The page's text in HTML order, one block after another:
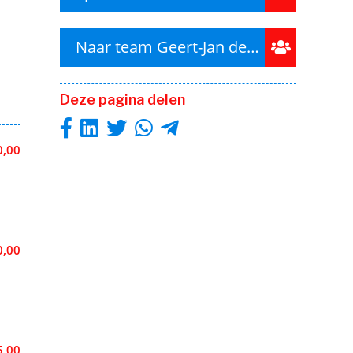
Naar team Geert-Jan de Kok BV
Deze pagina delen